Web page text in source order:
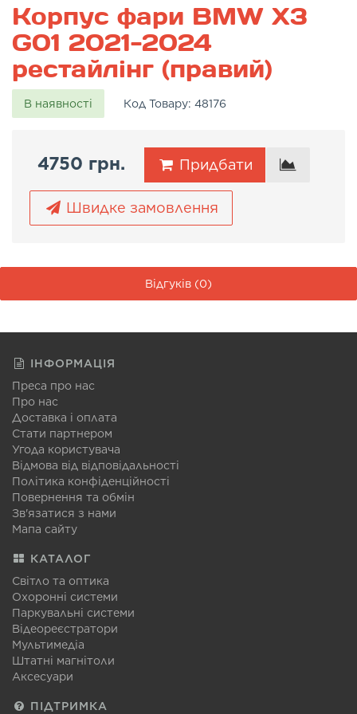
Корпус фари BMW X3
G01 2021-2024
рестайлінг (правий)
В наявності Код Товару: 48176
4750 грн. Придбати
Швидке замовлення
Відгуків (0)
ІНФОРМАЦІЯ
Преса про нас
Про нас
Доставка і оплата
Стати партнером
Угода користувача
Відмова від відповідальності
Політика конфіденційності
Повернення та обмін
Зв'язатися з нами
Мапа сайту
КАТАЛОГ
Світло та оптика
Охоронні системи
Паркувальні системи
Відеореєстратори
Мультимедіа
Штатні магнітоли
Аксесуари
ПІДТРИМКА